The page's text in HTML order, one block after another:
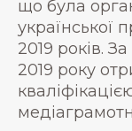
що була
української
2019 років.
2019 року